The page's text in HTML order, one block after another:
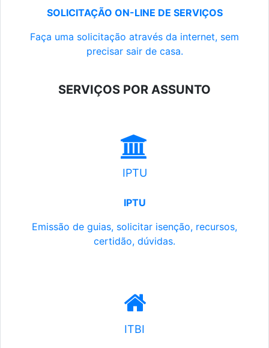
SOLICITAÇÃO ON-LINE DE SERVIÇOS
Faça uma solicitação através da internet, sem
precisar sair de casa.
SERVIÇOS POR ASSUNTO
IPTU
IPTU
Emissão de guias, solicitar isenção, recursos,
certidão, dúvidas.
ITBI